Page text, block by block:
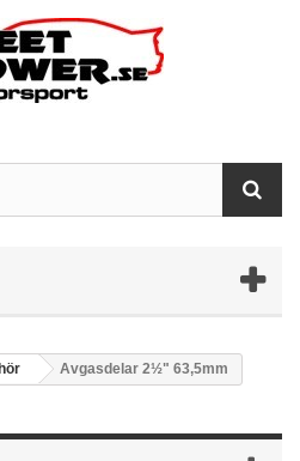
Avgasdelar 2½" 63,5mm